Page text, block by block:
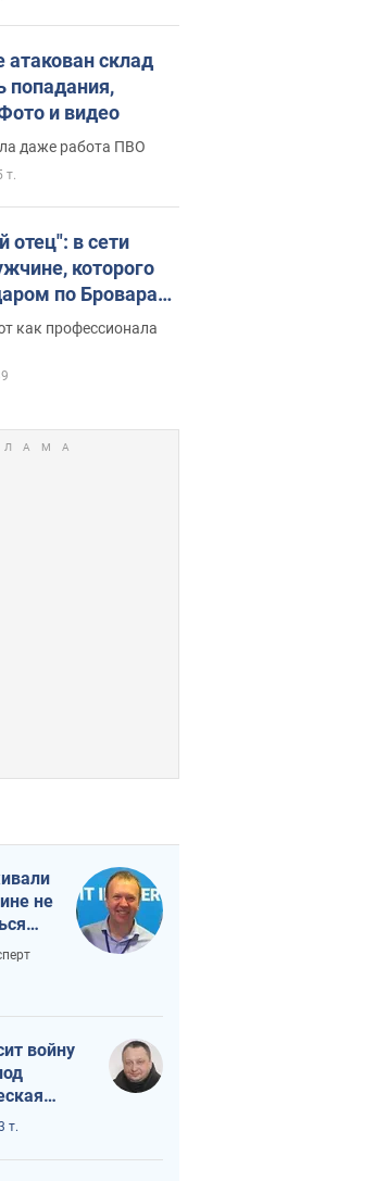
атакован склад
попадания,
и видео
даже работа ПВО
т.
отец": в сети
которого
по Броварам.
как профессионала
не
войну
т.